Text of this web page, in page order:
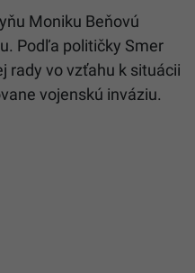
Moniku Beňovú
Podľa političky Smer
rady vo vzťahu k situácii
vojenskú inváziu.